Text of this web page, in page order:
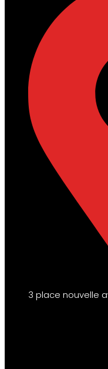
3 place nouvelle